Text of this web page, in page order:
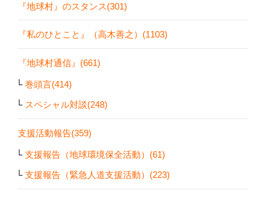
『地球村』のスタンス(301)
『私のひとこと』（高木善之）(1103)
『地球村通信』(661)
巻頭言(414)
スペシャル対談(248)
支援活動報告(359)
支援報告（地球環境保全活動）(61)
支援報告（緊急人道支援活動）(223)